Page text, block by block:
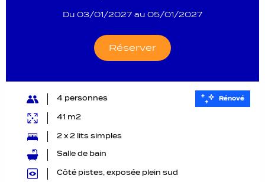
Du 03/01/2027 au 05/01/2027
Réserver
Rénové
4 personnes
41 m2
2 x 2 lits simples
Salle de bain
Côté pistes, exposée plein sud